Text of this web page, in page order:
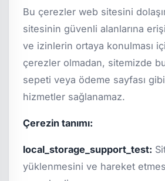
Bu çerezler web sitesini
sitesinin güvenli alanlarına
ve izinlerin ortaya konulması
çerezler olmadan, sitemizde
sepeti veya ödeme sayfası
hizmetler sağlanamaz.
Çerezin tanımı:
local_storage_support_test:
yüklenmesini ve hareket